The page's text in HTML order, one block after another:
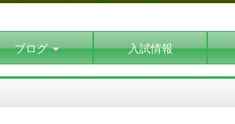
ブログ 入試情報